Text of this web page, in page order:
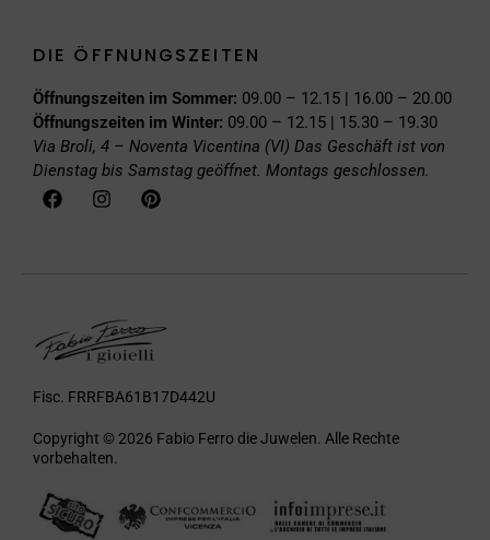
DIE ÖFFNUNGSZEITEN
Öffnungszeiten im Sommer: 09.00 – 12.15 | 16.00 – 20.00
Öffnungszeiten im Winter: 09.00 – 12.15 | 15.30 – 19.30
Via Broli, 4 – Noventa Vicentina (VI) Das Geschäft ist von
Dienstag bis Samstag geöffnet. Montags geschlossen.
Fisc. FRRFBA61B17D442U
Copyright © 2026 Fabio Ferro die Juwelen. Alle Rechte
vorbehalten.